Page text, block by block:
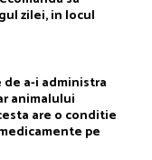
zilei, in locul
a-i administra
animalului
are o conditie
pe